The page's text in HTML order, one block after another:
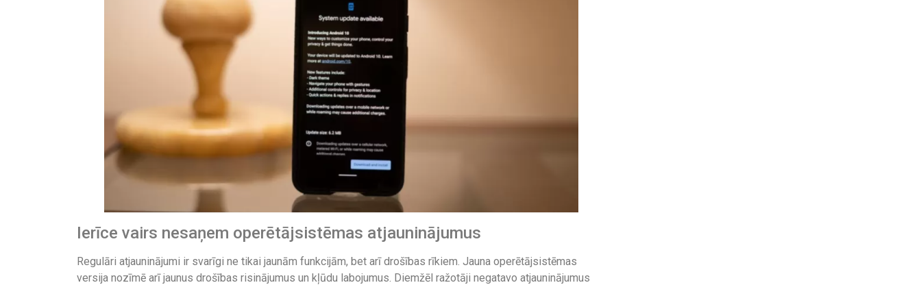
Ierīce vairs nesaņem operētājsistēmas atjauninājumus
Regulāri atjauninājumi ir svarīgi ne tikai jaunām funkcijām, bet arī drošības rīkiem. Jauna operētājsistēmas
versija nozīmē arī jaunus drošības risinājumus un kļūdu labojumus. Diemžēl ražotāji negatavo atjauninājumus